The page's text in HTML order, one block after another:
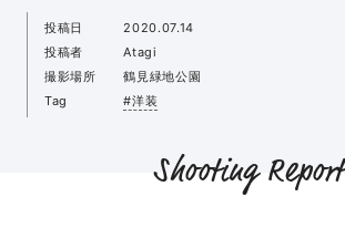
投稿日
2020.07.14
投稿者
Atagi
撮影場所
鶴見緑地公園
Tag
#洋装
Shooting Report